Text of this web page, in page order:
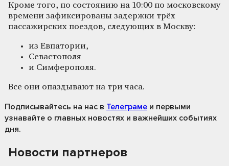
Кроме того, по состоянию на 10:00 по московскому
времени зафиксированы задержки трёх
пассажирских поездов, следующих в Москву:
из Евпатории,
Севастополя
и Симферополя.
Все они опаздывают на три часа.
Подписывайтесь на нас в Телеграме и первыми
узнавайте о главных новостях и важнейших событиях
дня.
Новости партнеров